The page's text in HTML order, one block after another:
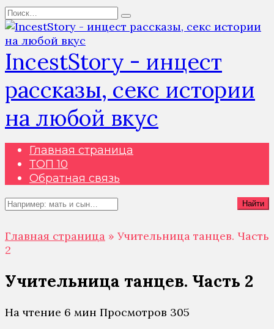
Перейти
к
содержанию
Search
for:
IncestStory - инцест
рассказы, секс истории
на любой вкус
Главная страница
ТОП 10
Обратная связь
Search
Найти
Главная страница » Учительница танцев. Часть
2
Учительница танцев. Часть 2
На чтение 6 мин Просмотров 305